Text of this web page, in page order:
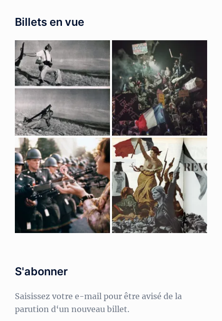
Billets en vue
S'abonner
Saisissez votre e-mail pour être avisé de la
parution d‘un nouveau billet.